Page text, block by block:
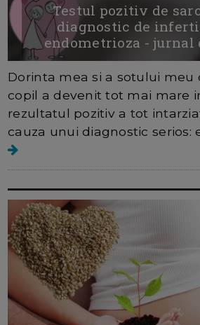
Testul pozitiv de
diagnostic de
endometrioza - jurnal
Dorinta mea si a sotului meu
copil a devenit tot mai mare
rezultatul pozitiv a tot
cauza unui diagnostic serios: